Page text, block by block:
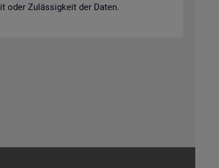
oder Zu­läs­sig­keit der Daten.